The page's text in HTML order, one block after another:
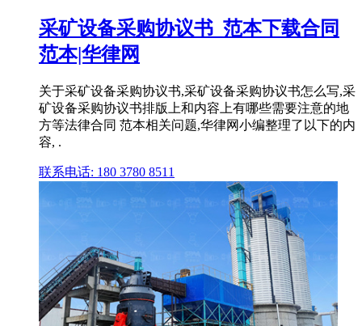
采矿设备采购协议书_范本下载合同
范本|华律网
关于采矿设备采购协议书,采矿设备采购协议书怎么写,采
矿设备采购协议书排版上和内容上有哪些需要注意的地
方等法律合同 范本相关问题,华律网小编整理了以下的内
容, .
联系电话: 180 3780 8511